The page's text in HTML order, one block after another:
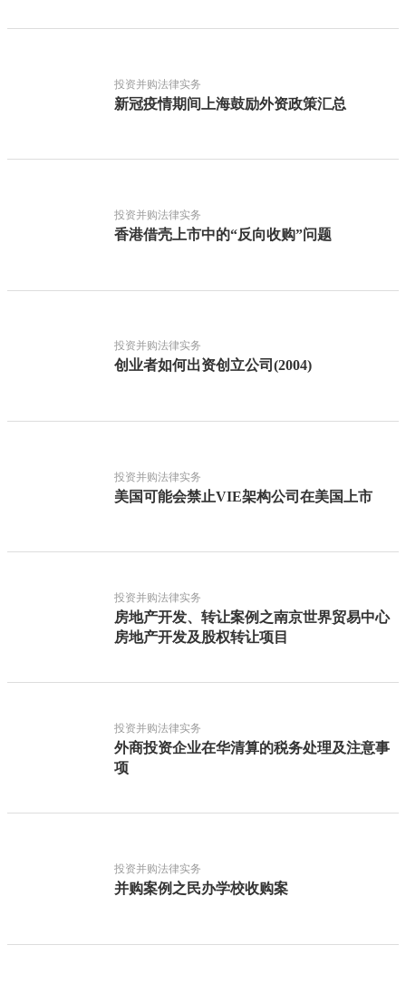
投资并购法律实务
新冠疫情期间上海鼓励外资政策汇总
投资并购法律实务
香港借壳上市中的“反向收购”问题
投资并购法律实务
创业者如何出资创立公司(2004)
投资并购法律实务
美国可能会禁止VIE架构公司在美国上市
投资并购法律实务
房地产开发、转让案例之南京世界贸易中心
房地产开发及股权转让项目
投资并购法律实务
外商投资企业在华清算的税务处理及注意事
项
投资并购法律实务
并购案例之民办学校收购案